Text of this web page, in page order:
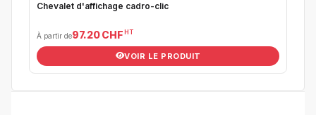
Chevalet d'affichage cadro-clic
À partir de97.20 CHF HT
VOIR LE PRODUIT